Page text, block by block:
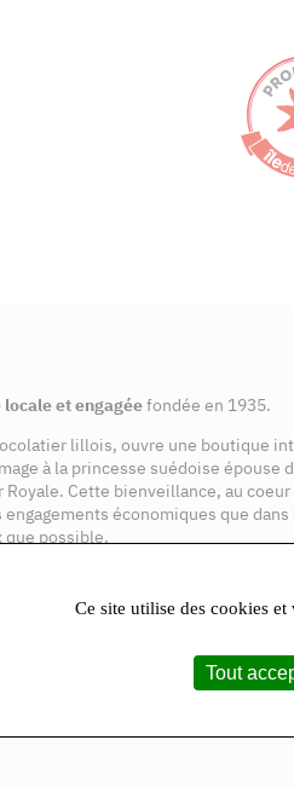
et engagéefondée en 1935.
lillois, ouvre une boutique
à la princesse suédoise épouse
Royale. Cette bienveillance, au coeur
économiques que dans
que possible.
91600 SavignyCe site utilise des cookies
Tout